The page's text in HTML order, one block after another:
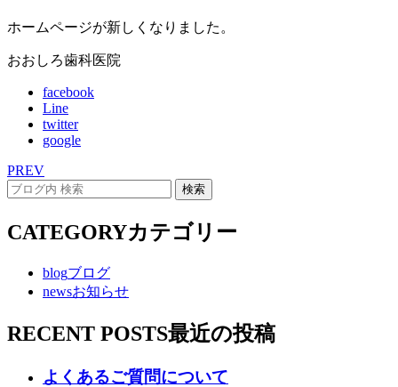
ホームページが新しくなりました。
おおしろ歯科医院
facebook
Line
twitter
google
PREV
CATEGORYカテゴリー
blogブログ
newsお知らせ
RECENT POSTS最近の投稿
よくあるご質問について